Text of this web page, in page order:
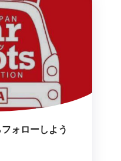
ォローしよう